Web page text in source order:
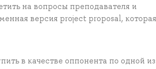
на вопросы преподавателя и
версия project proposal, которая
в качестве оппонента по одной из